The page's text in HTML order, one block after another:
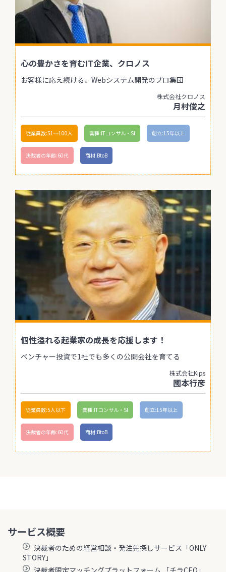
心の豊かさを育むIT企業、クロノス
お客様に応え続ける、Webシステム開発のプロ集団
株式会社クロノス
月村俊之
従業員数:51〜100人 業種:ITコンサル・SI 創立:15年以上
決裁者の年齢:60代 商材:BtoB
個性溢れる起業家の成長を応援します！
ベンチャー投資で1社でも多くの公開会社を育てる
株式会社Kips
國本行彦
従業員数:5人以下 業種:ITコンサル・SI 創立:15年以上
決裁者の年齢:60代 商材:BtoB
サービス概要
決裁者のための経営相談・発注先探しサービス「ONLY
STORY」